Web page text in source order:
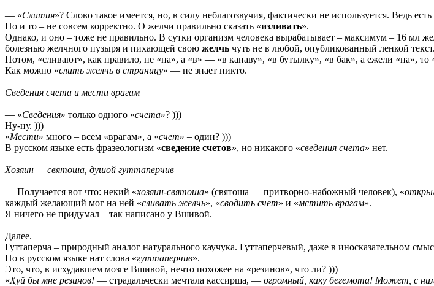
— «Слития»? Слово такое имеется, но, в силу неблагозвучия, фактически не используется. Ведь
Но и то – не совсем корректно. О желчи правильно сказать «изливать».
Однако, и оно – тоже не правильно. В сутки организм человека вырабатывает – максимум – 16
болезнью желчного пузыря и пихающей свою желчь чуть не в любой, опубликованный ленкой текст.
Потом, «сливают», как правило, не «на», а «в» — «в канаву», «в бутылку», «в бак», а ежели «на»,
Как можно «слить желчь в страницу» — не знает никто.
Сведения счета и мести врагам
— «Сведения» только одного «счета»? )))
Ну-ну. )))
«Мести» много – всем «врагам», а «счет» – один? )))
В русском языке есть фразеологизм «сведение счетов», но никакого «сведения счета» нет.
Хозяин — святоша, душой гуттаперчив
— Получается вот что: некий «хозяин-святоша» (святоша — притворно-набожный человек), «
каждый желающий мог на ней «сливать желчь», «сводить счет» и «мстить врагам».
Я ничего не придумал – так написано у Вшивой.
Далее.
Гуттаперча – природный аналог натурального каучука. Гуттаперчевый, даже в иносказательном
Но в русском языке нат слова «гуттаперчив».
Это, что, в исхудавшем мозге Вшивой, нечто похожее на «резинов», что ли? )))
«Хуй бы мне резинов! — страдальчески мечтала кассирша, — огромный, каку бегемота! Может, с